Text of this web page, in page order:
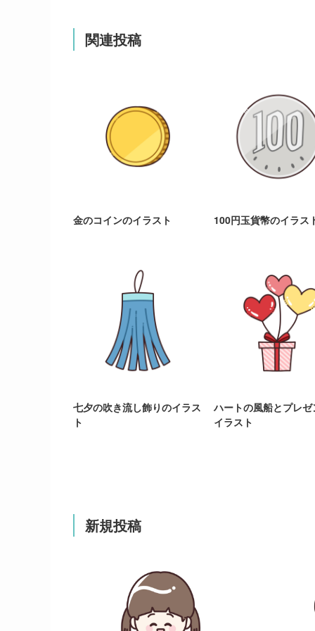
関連投稿
金のコインのイラスト 100円玉貨幣のイラス
七夕の吹き流し飾りのイラス
ト
ハートの風船とプレ
イラスト
新規投稿